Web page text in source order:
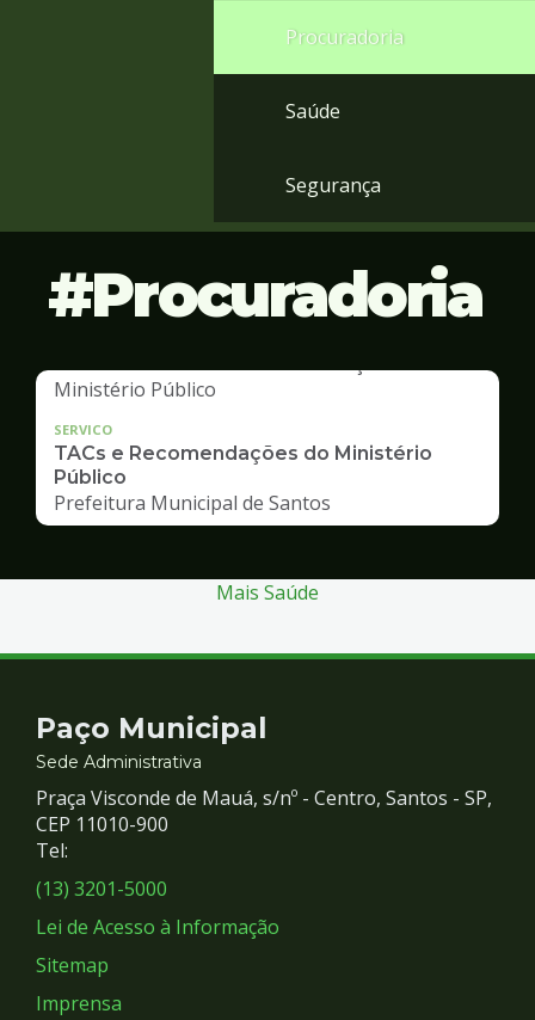
Procuradoria
Saúde
Segurança
Procuradoria
SERVICO
TACs e Recomendações do Ministério
Público
Prefeitura Municipal de Santos
Mais Saúde
Contato
e
Redes
Sociais
Paço Municipal
Sede Administrativa
Praça Visconde de Mauá, s/nº - Centro, Santos - SP,
CEP 11010-900
Tel:
(13) 3201-5000
Lei de Acesso à Informação
Sitemap
Imprensa